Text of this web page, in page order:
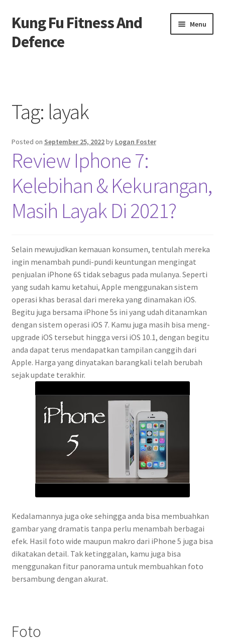
Skip
to
navigation
Skip
to
content
Kung Fu Fitness And
Defence
Menu
Contact us
Privacy Policy
Tag: layak
Posted on September 25, 2022by Logan Foster
Review Iphone 7:
Kelebihan & Kekurangan,
Masih Layak Di 2021?
Selain mewujudkan kemauan konsumen, tentulah mereka
ingin menambah pundi-pundi keuntungan mengingat
penjualan iPhone 6S tidak sebagus pada mulanya. Seperti
yang sudah kamu ketahui, Apple menggunakan sistem
operasi khas berasal dari mereka yang dinamakan iOS.
Begitu juga bersama iPhone 5s ini yang udah ditanamkan
dengan sistem operasi iOS 7. Kamu juga masih bisa meng-
upgrade iOS tersebut hingga versi iOS 10.1, dengan begitu
anda dapat terus mendapatkan tampilan canggih dari
Apple. Harga yang dinyatakan barangkali telah berubah
sejak update terakhir.
Kedalamannya juga oke sehingga anda bisa membuahkan
gambar yang dramatis tanpa perlu menambah berbagai
efek. Hasil foto wide maupun makro dari iPhone 5 juga bisa
dikatakan detail. Tak ketinggalan, kamu juga bisa
menggunakan fitur panorama untuk membuahkan foto
bersambung dengan akurat.
Foto